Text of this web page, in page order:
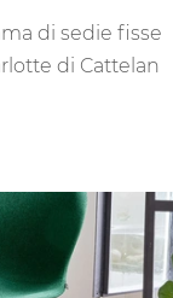
di sedie fisse
di Cattelan